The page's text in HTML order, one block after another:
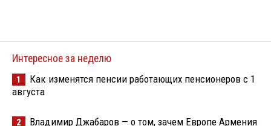
Интересное за неделю
1
Как изменятся пенсии работающих пенсионеров с 1
августа
2 Владимир Джабаров — о том, зачем Европе Армения